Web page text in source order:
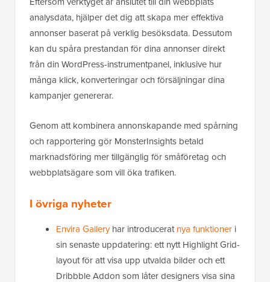
analysdata, hjälper det dig att skapa mer effektiva
annonser baserat på verklig besöksdata. Dessutom
kan du spåra prestandan för dina annonser direkt
från din WordPress-instrumentpanel, inklusive hur
många klick, konverteringar och försäljningar dina
kampanjer genererar.
Genom att kombinera annonskapande med spårning
och rapportering gör MonsterInsights betald
marknadsföring mer tillgänglig för småföretag och
webbplatsägare som vill öka trafiken.
I övriga nyheter
Envira Galleryhar introduceratnya funktioner i
sin senaste uppdatering: ett nytt Highlight Grid-
layout för att visa upp utvalda bilder och ett
Dribbble Addon som låter designers visa sina